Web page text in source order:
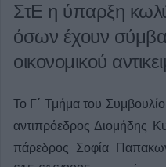
ΣτΕ η ύπαρξη
όσων έχουν
οικονομικού
Το Γ΄ Τμήμα του
αντιπρόεδρος Διομήδης
πάρεδρος Σοφία